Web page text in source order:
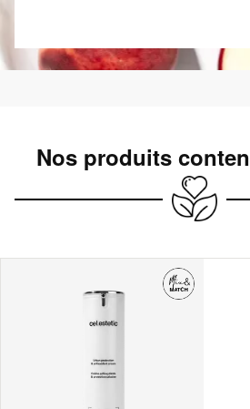
Nos produits